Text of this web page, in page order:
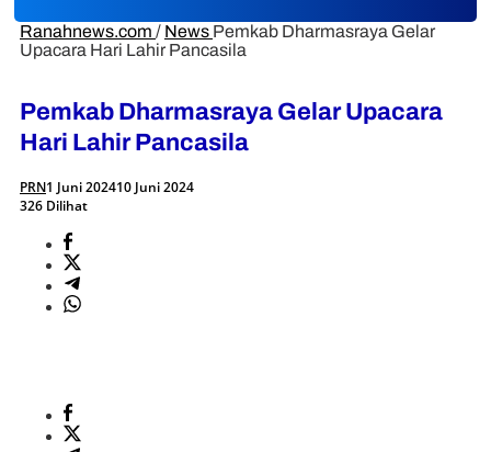
Ranahnews.com / News Pemkab Dharmasraya Gelar
Upacara Hari Lahir Pancasila
Pemkab Dharmasraya Gelar Upacara
Hari Lahir Pancasila
PRN1 Juni 202410 Juni 2024
326 Dilihat